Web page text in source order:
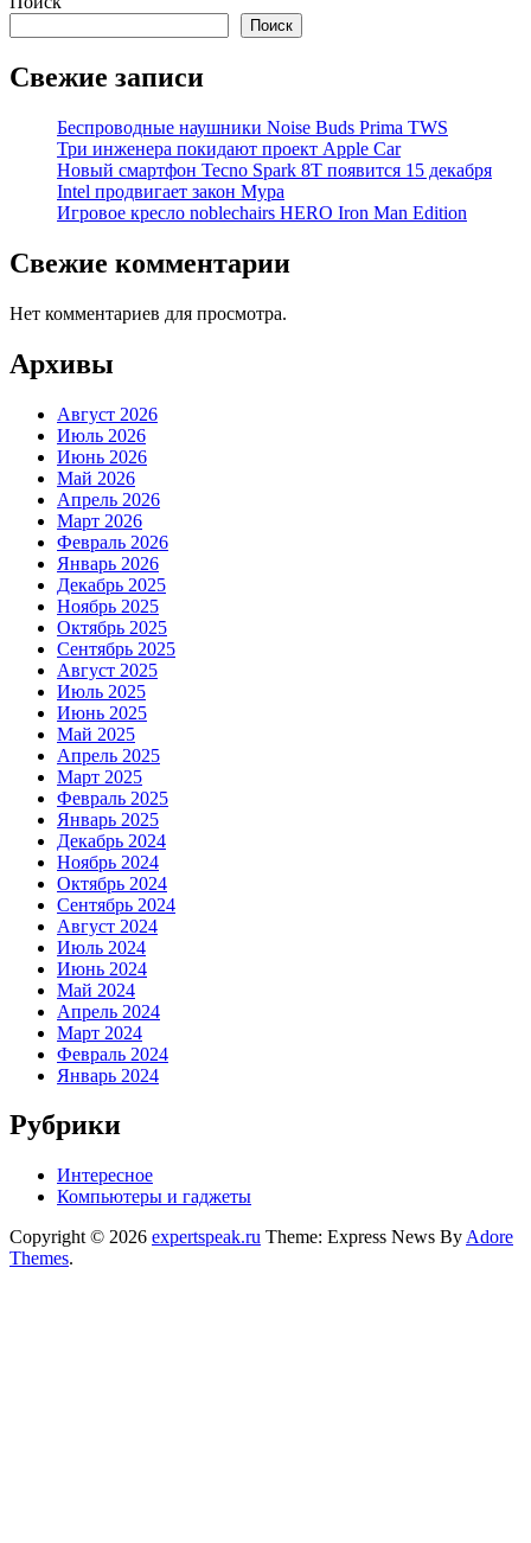
Поиск
Свежие записи
Беспроводные наушники Noise Buds Prima TWS
Три инженера покидают проект Apple Car
Новый смартфон Tecno Spark 8T появится 15 декабря
Intel продвигает закон Мура
Игровое кресло noblechairs HERO Iron Man Edition
Свежие комментарии
Нет комментариев для просмотра.
Архивы
Август 2026
Июль 2026
Июнь 2026
Май 2026
Апрель 2026
Март 2026
Февраль 2026
Январь 2026
Декабрь 2025
Ноябрь 2025
Октябрь 2025
Сентябрь 2025
Август 2025
Июль 2025
Июнь 2025
Май 2025
Апрель 2025
Март 2025
Февраль 2025
Январь 2025
Декабрь 2024
Ноябрь 2024
Октябрь 2024
Сентябрь 2024
Август 2024
Июль 2024
Июнь 2024
Май 2024
Апрель 2024
Март 2024
Февраль 2024
Январь 2024
Рубрики
Интересное
Компьютеры и гаджеты
Copyright © 2026 expertspeak.ru Theme: Express News By Adore
Themes.